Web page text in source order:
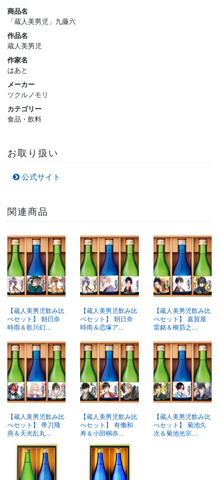
商品名
「蔵人美男児」九藤六
作品名
蔵人美男児
作家名
はあと
メーカー
ツクルノモリ
カテゴリー
食品・飲料
お取り扱い
公式サイト
関連商品
【蔵人美男児飲み比
べセット】 朝日奈
時雨＆歌川幻...
【蔵人美男児飲み比
べセット】 朝日奈
時雨＆恋塚ア...
【蔵人美男児飲み比
べセット】 嘉賀屋
雷銘＆柳昴之...
【蔵人美男児飲み比
べセット】 帯刀飛
燕＆天光乱丸...
【蔵人美男児飲み比
べセット】 有働和
寿＆小田桐赤...
【蔵人美男児飲み比
べセット】 菊池久
次＆菊池光宗...